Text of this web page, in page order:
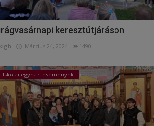
keresztútjáráson
Március 24, 2024 1490
Iskolai egyházi események